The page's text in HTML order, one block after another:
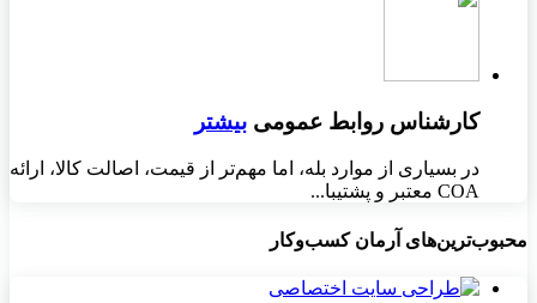
کارشناس روابط عمومی بیشتر
در بسیاری از موارد بله، اما مهم‌تر از قیمت، اصالت کالا، ارائه
COA معتبر و پشتیبا...
محبوب‌ترین‌های آرمان کسب‌وکار